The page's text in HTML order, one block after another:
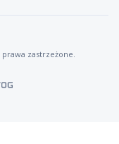
zastrzeżone.